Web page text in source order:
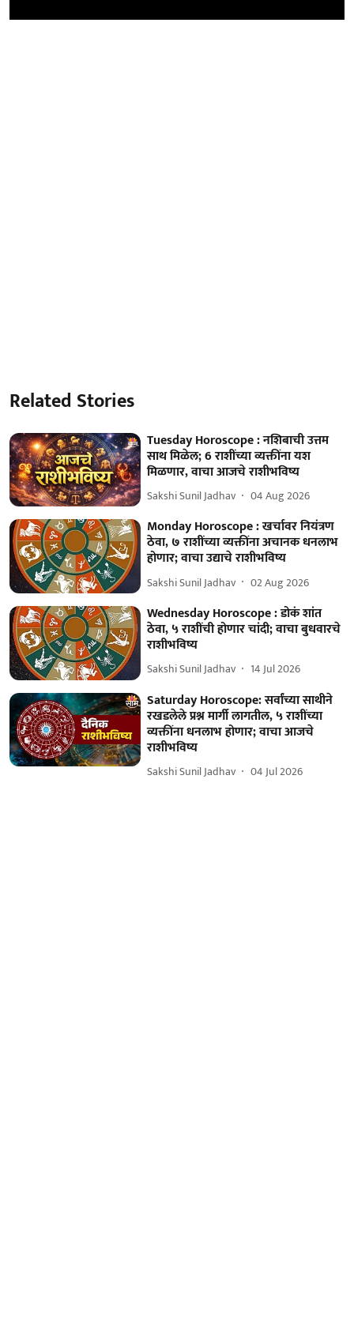
Related Stories
Tuesday Horoscope : नशिबाची उत्तम
साथ मिळेल; 6 राशींच्या व्यक्तींना यश
मिळणार, वाचा आजचे राशीभविष्य
Sakshi Sunil Jadhav 04 Aug 2026
Monday Horoscope : खर्चावर नियंत्रण
ठेवा, ७ राशींच्या व्यक्तींना अचानक धनलाभ
होणार; वाचा उद्याचे राशीभविष्य
Sakshi Sunil Jadhav 02 Aug 2026
Wednesday Horoscope : डोकं शांत
ठेवा, ५ राशींची होणार चांदी; वाचा बुधवारचे
राशीभविष्य
Sakshi Sunil Jadhav 14 Jul 2026
Saturday Horoscope: सर्वांच्या साथीने
रखडलेले प्रश्न मार्गी लागतील, ५ राशींच्या
व्यक्तींना धनलाभ होणार; वाचा आजचे
राशीभविष्य
Sakshi Sunil Jadhav 04 Jul 2026